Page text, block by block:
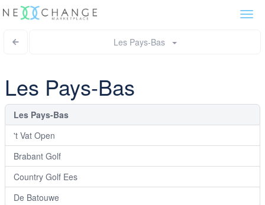
Les Pays-Bas
Les Pays-Bas
Les Pays-Bas
't Vat Open
Brabant Golf
Country Golf Ees
De Batouwe